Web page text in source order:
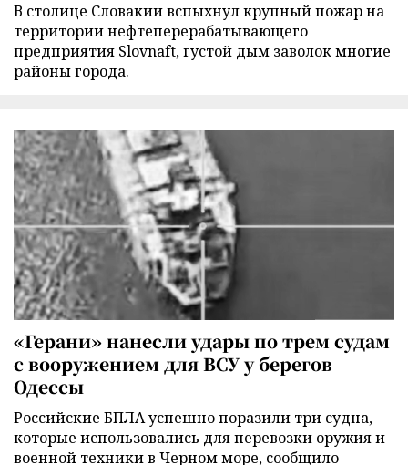
В столице Словакии вспыхнул крупный пожар на
территории нефтеперерабатывающего
предприятия Slovnaft, густой дым заволок многие
районы города.
«Герани» нанесли удары по трем судам
с вооружением для ВСУ у берегов
Одессы
Российские БПЛА успешно поразили три судна,
которые использовались для перевозки оружия и
военной техники в Черном море, сообщило